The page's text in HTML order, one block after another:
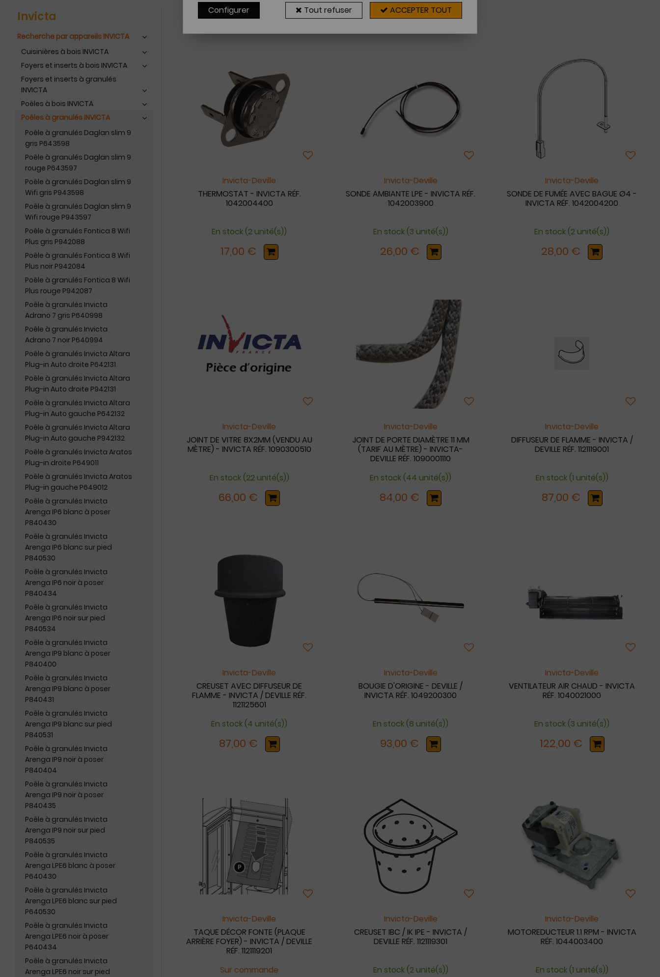
Invicta
Recherche par appareils INVICTA
Cuisinières à bois INVICTA
Foyers et inserts à bois INVICTA
Foyers et inserts à granulés
INVICTA
Poêles à bois INVICTA
Poêles à granulés INVICTA
Poêle à granulés Daglan slim 9
gris P643598
Poêle à granulés Daglan slim 9
rouge P643597
Poêle à granulés Daglan slim 9
Wifi gris P943598
Poêle à granulés Daglan slim 9
Wifi rouge P943597
Poêle à granulés Fontica 8 Wifi
Plus gris P942088
Poêle à granulés Fontica 8 Wifi
Plus noir P942084
Poêle à granulés Fontica 8 Wifi
Plus rouge P942087
Poêle à granulés Invicta
Adrano 7 gris P640998
Poêle à granulés Invicta
Adrano 7 noir P640994
Poêle à granulés Invicta Altara
Plug-in Auto droite P642131
Poêle à granulés Invicta Altara
Plug-in Auto droite P942131
Poêle à granulés Invicta Altara
Plug-in Auto gauche P642132
Poêle à granulés Invicta Altara
Plug-in Auto gauche P942132
Poêle à granulés Invicta Aratos
Plug-in droite P649011
Poêle à granulés Invicta Aratos
Plug-in gauche P649012
Poêle à granulés Invicta
Arenga IP6 blanc à poser
P840430
Poêle à granulés Invicta
Arenga IP6 blanc sur pied
P840530
Poêle à granulés Invicta
Arenga IP6 noir à poser
P840434
Poêle à granulés Invicta
Arenga IP6 noir sur pied
P840534
Poêle à granulés Invicta
Arenga IP9 blanc à poser
P840400
Poêle à granulés Invicta
Arenga IP9 blanc à poser
P840431
Poêle à granulés Invicta
Arenga IP9 blanc sur pied
P840531
Poêle à granulés Invicta
Arenga IP9 noir à poser
P840404
Poêle à granulés Invicta
Arenga IP9 noir à poser
P840435
Poêle à granulés Invicta
Arenga IP9 noir sur pied
P840535
Poêle à granulés Invicta
Arenga LPE6 blanc à poser
P640430
Poêle à granulés Invicta
Arenga LPE6 blanc sur pied
P640530
Poêle à granulés Invicta
Arenga LPE6 noir à poser
P640434
Poêle à granulés Invicta
Arenga LPE6 noir sur pied
23 articles sur23
Invicta-Deville
THERMOSTAT - INVICTA RÉF.
1042004400
En stock (2 unité(s))
17,00 €
Invicta-Deville
SONDE AMBIANTE LPE - INVICTA RÉF.
1042003900
En stock (3 unité(s))
26,00 €
Invicta-Deville
SONDE DE FUMÉE AVEC BAGUE Ø4 -
INVICTA RÉF. 1042004200
En stock (2 unité(s))
28,00 €
Invicta-Deville
JOINT DE VITRE 8X2MM (VENDU AU
MÈTRE) - INVICTA RÉF. 1090300510
En stock (22 unité(s))
66,00 €
Invicta-Deville
JOINT DE PORTE DIAMÈTRE 11 MM
(TARIF AU MÈTRE) - INVICTA-
DEVILLE RÉF. 1090001110
En stock (44 unité(s))
84,00 €
Invicta-Deville
DIFFUSEUR DE FLAMME - INVICTA /
DEVILLE RÉF. 1121119001
En stock (1 unité(s))
87,00 €
Invicta-Deville
CREUSET AVEC DIFFUSEUR DE
FLAMME - INVICTA / DEVILLE RÉF.
1121125601
En stock (4 unité(s))
87,00 €
Invicta-Deville
BOUGIE D'ORIGINE - DEVILLE /
INVICTA RÉF. 1049200300
En stock (8 unité(s))
93,00 €
Invicta-Deville
VENTILATEUR AIR CHAUD - INVICTA
RÉF. 1040021000
En stock (3 unité(s))
122,00 €
Invicta-Deville
TAQUE DÉCOR FONTE (PLAQUE
ARRIÈRE FOYER) - INVICTA / DEVILLE
RÉF. 1121119201
Sur commande
Invicta-Deville
CREUSET IBC / IK IPE - INVICTA /
DEVILLE RÉF. 1121119301
En stock (2 unité(s))
Invicta-Deville
MOTOREDUCTEUR 1.1 RPM - INVICTA
RÉF. 1044003400
En stock (1 unité(s))
Configurer Tout refuser ACCEPTER TOUT